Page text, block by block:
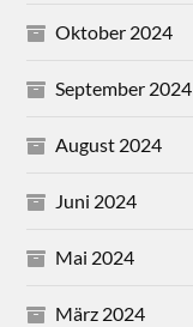
Oktober 2024
September 2024
August 2024
Juni 2024
Mai 2024
März 2024